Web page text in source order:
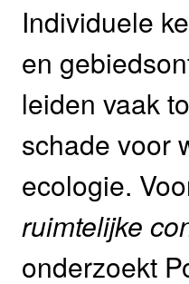
Individuele
en
leiden vaak
schade voor
ecologie.
ruimtelijke
onderzoekt